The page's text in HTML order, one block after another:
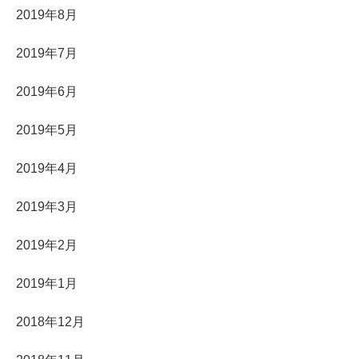
2019年8月
2019年7月
2019年6月
2019年5月
2019年4月
2019年3月
2019年2月
2019年1月
2018年12月